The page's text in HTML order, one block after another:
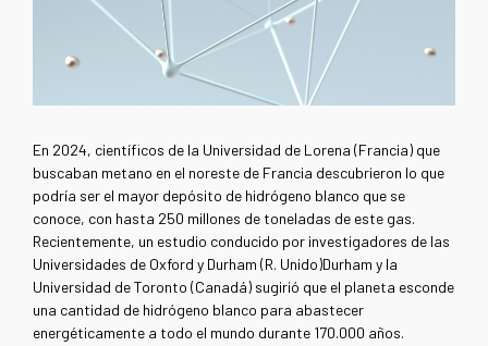
En 2024, científicos de la Universidad de Lorena (Francia) que
buscaban metano en el noreste de Francia descubrieron lo que
podría ser el mayor depósito de hidrógeno blanco que se
conoce, con hasta 250 millones de toneladas de este gas.
Recientemente, un estudio conducido por investigadores de las
Universidades de Oxford y Durham (R. Unido)Durham y la
Universidad de Toronto (Canadá) sugirió que el planeta esconde
una cantidad de hidrógeno blanco para abastecer
energéticamente a todo el mundo durante 170.000 años.